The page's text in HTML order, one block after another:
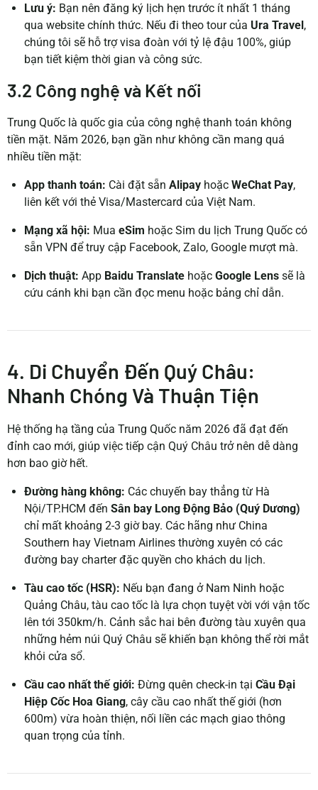
Lưu ý: Bạn nên đăng ký lịch hẹn trước ít nhất 1 tháng
qua website chính thức. Nếu đi theo tour của Ura Travel,
chúng tôi sẽ hỗ trợ visa đoàn với tỷ lệ đậu 100%, giúp
bạn tiết kiệm thời gian và công sức.
3.2 Công nghệ và Kết nối
Trung Quốc là quốc gia của công nghệ thanh toán không
tiền mặt. Năm 2026, bạn gần như không cần mang quá
nhiều tiền mặt:
App thanh toán: Cài đặt sẵnAlipay hoặcWeChat Pay,
liên kết với thẻ Visa/Mastercard của Việt Nam.
Mạng xã hội: MuaeSim hoặc Sim du lịch Trung Quốc có
sẵn VPN để truy cập Facebook, Zalo, Google mượt mà.
Dịch thuật: App Baidu Translate hoặcGoogle Lens sẽ là
cứu cánh khi bạn cần đọc menu hoặc bảng chỉ dẫn.
4. Di Chuyển Đến Quý Châu:
Nhanh Chóng Và Thuận Tiện
Hệ thống hạ tầng của Trung Quốc năm 2026 đã đạt đến
đỉnh cao mới, giúp việc tiếp cận Quý Châu trở nên dễ dàng
hơn bao giờ hết.
Đường hàng không: Các chuyến bay thẳng từ Hà
Nội/TP.HCM đếnSân bay Long Động Bảo (Quý Dương)
chỉ mất khoảng 2-3 giờ bay. Các hãng như China
Southern hay Vietnam Airlines thường xuyên có các
đường bay charter đặc quyền cho khách du lịch.
Tàu cao tốc (HSR): Nếu bạn đang ở Nam Ninh hoặc
Quảng Châu, tàu cao tốc là lựa chọn tuyệt vời với vận tốc
lên tới 350km/h. Cảnh sắc hai bên đường tàu xuyên qua
những hẻm núi Quý Châu sẽ khiến bạn không thể rời mắt
khỏi cửa sổ.
Cầu cao nhất thế giới: Đừng quên check-in tạiCầu Đại
Hiệp Cốc Hoa Giang, cây cầu cao nhất thế giới (hơn
600m) vừa hoàn thiện, nối liền các mạch giao thông
quan trọng của tỉnh.